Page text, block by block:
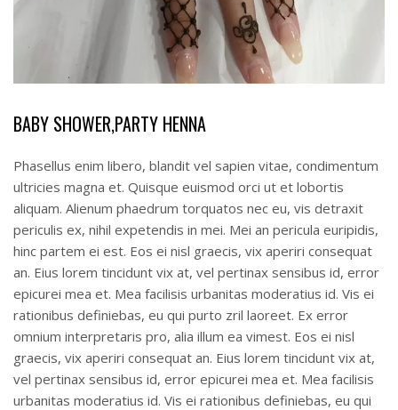
BABY SHOWER,PARTY HENNA
Phasellus enim libero, blandit vel sapien vitae, condimentum
ultricies magna et. Quisque euismod orci ut et lobortis
aliquam. Alienum phaedrum torquatos nec eu, vis detraxit
periculis ex, nihil expetendis in mei. Mei an pericula euripidis,
hinc partem ei est. Eos ei nisl graecis, vix aperiri consequat
an. Eius lorem tincidunt vix at, vel pertinax sensibus id, error
epicurei mea et. Mea facilisis urbanitas moderatius id. Vis ei
rationibus definiebas, eu qui purto zril laoreet. Ex error
omnium interpretaris pro, alia illum ea vimest. Eos ei nisl
graecis, vix aperiri consequat an. Eius lorem tincidunt vix at,
vel pertinax sensibus id, error epicurei mea et. Mea facilisis
urbanitas moderatius id. Vis ei rationibus definiebas, eu qui